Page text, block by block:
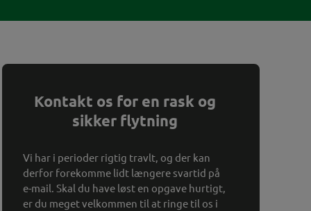
Kontakt os for en rask og
sikker flytning
Vi har i perioder rigtig travlt, og der kan
derfor forekomme lidt længere svartid på
e-mail. Skal du have løst en opgave hurtigt,
er du meget velkommen til at ringe til os i